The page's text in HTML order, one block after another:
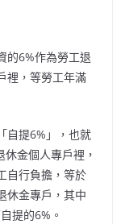
的6%作為勞工退
裡，等勞工年滿
自提6%」，也就
金個人專戶裡，
自行負擔，等於
休金專戶，其中
提的6%。